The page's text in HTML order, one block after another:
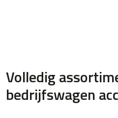
Volledig
bedrijfswagen